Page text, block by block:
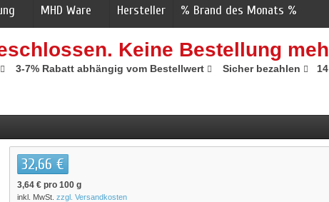
MHD Ware Hersteller % Brand des Monats %
Keine Bestellung
3-7% Rabatt abhängig vom Bestellwert Sicher bezahlen
32,66 €
3,64 € pro 100 g
inkl. MwSt. zzgl. Versandkosten